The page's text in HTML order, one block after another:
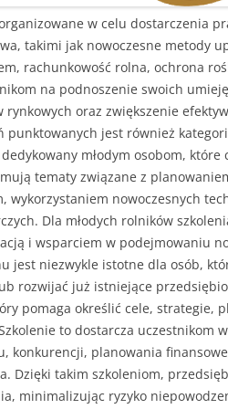
w celu dostarczenia
takimi jak nowoczesne metody
rachunkowość rolna, ochrona
na podnoszenie swoich
oraz zwiększenie
punktowanych jest również
młodym osobom, które
tematy związane z
wykorzystaniem nowoczesnych
Dla młodych rolników
i wsparciem w podejmowaniu
jest niezwykle istotne dla osób,
rozwijać już istniejące
pomaga określić cele, strategie,
to dostarcza uczestnikom
konkurencji, planowania
Dzięki takim szkoleniom,
minimalizując ryzyko